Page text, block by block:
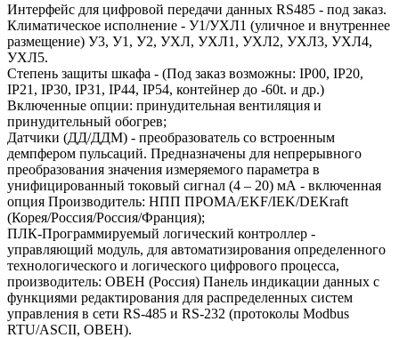
Интерфейс для цифровой передачи данных RS485 - под заказ.
Климатическое исполнение - У1/УХЛ1 (уличное и внутреннее
размещение) У3, У1, У2, УХЛ, УХЛ1, УХЛ2, УХЛ3, УХЛ4,
УХЛ5.
Степень защиты шкафа - (Под заказ возможны: IP00, IP20,
IP21, IP30, IP31, IP44, IP54, контейнер до -60t. и др.)
Включенные опции: принудительная вентиляция и
принудительный обогрев;
Датчики (ДД/ДДМ) - преобразователь со встроенным
демпфером пульсаций. Предназначены для непрерывного
преобразования значения измеряемого параметра в
унифицированный токовый сигнал (4 – 20) мА - включенная
опция Производитель: НПП ПРОМА/EKF/IEK/DEKraft
(Корея/Россия/Россия/Франция);
ПЛК-Программируемый логический контроллер -
управляющий модуль, для автоматизирования определенного
технологического и логического цифрового процесса,
производитель: ОВЕН (Россия) Панель индикации данных с
функциями редактирования для распределенных систем
управления в сети RS-485 и RS-232 (протоколы Modbus
RTU/ASCII, ОВЕН).